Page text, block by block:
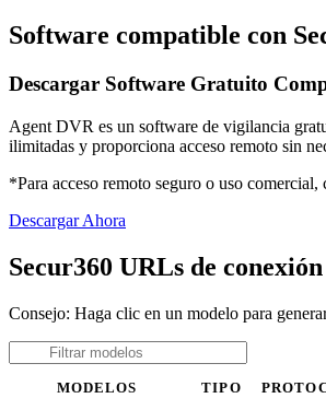
Software compatible con
Descargar Software Gratuito
Agent DVR es un software de vigilancia
ilimitadas y proporciona acceso remoto sin
*Para acceso remoto seguro o uso comercial,
Descargar Ahora
Secur360 URLs de conexión
Consejo: Haga clic en un modelo para
MODELOS TIPO